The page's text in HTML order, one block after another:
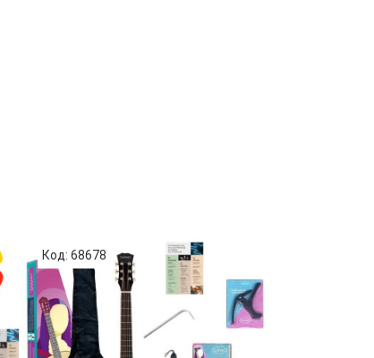
Код: 68678